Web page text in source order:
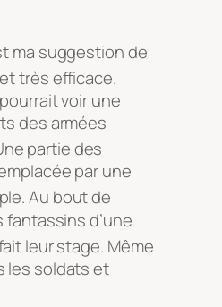
ma suggestion de
très efficace.
voir une
des armées
partie des
par une
. Au bout de
fantassins d’une
leur stage. Même
les soldats et